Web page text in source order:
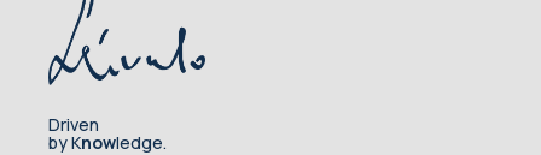
Driven
by Knowledge.